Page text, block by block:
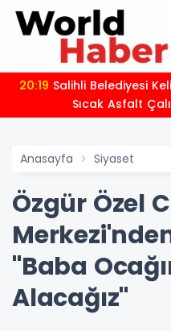
20:19
Sıcak Asfalt
Anasayfa Siyaset
Özgür Özel
"Baba
Alacağız"